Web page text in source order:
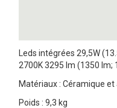
Leds intégrées 29,5W
2700K 3295 lm (1350 lm;
Matériaux : Céramique
Poids : 9,3 kg